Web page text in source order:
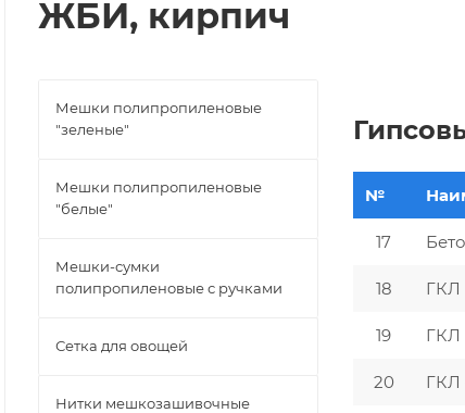
ЖБИ, кирпич
№
17
18 ГКЛ
19 ГКЛ
20 ГКЛ
Мешки полипропиленовые
"зеленые"
Мешки полипропиленовые
"белые"
Мешки-сумки
полипропиленовые с ручками
Сетка для овощей
Нитки мешкозашивочные